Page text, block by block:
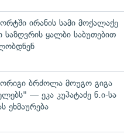
ირანის სამი მოქალაქე
საზღვრის ყალბი საბუთებით
ბრძოლა მოუგო გიგა
— ეკა კუპატაძე ნ.ი-სა
ეხმაურება